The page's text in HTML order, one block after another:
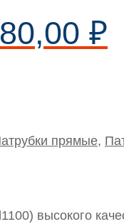
₽
прямые,
высокого